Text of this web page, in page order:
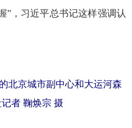
”，习近平总书记这样强调认
北京城市副中心和大运河森
者 鞠焕宗 摄